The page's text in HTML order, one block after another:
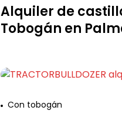
Alquiler de
Tobogán en
Con tobogán